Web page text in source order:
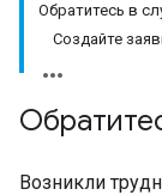
Обратитесь в
Создайте
Возникли